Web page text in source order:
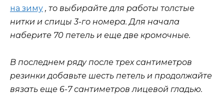
на зиму , то выбирайте для работы толстые
нитки и спицы 3-го номера. Для начала
наберите 70 петель и еще две кромочные.
В последнем ряду после трех сантиметров
резинки добавьте шесть петель и продолжайте
вязать еще 6-7 сантиметров лицевой гладью.